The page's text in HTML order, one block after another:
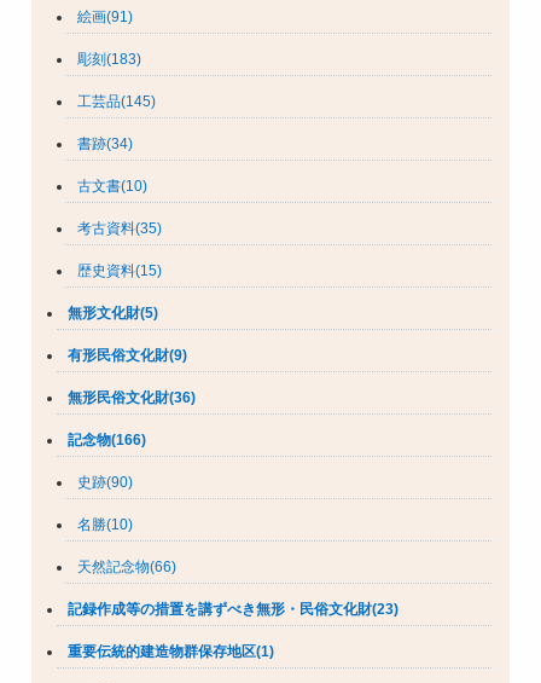
絵画(91)
彫刻(183)
工芸品(145)
書跡(34)
古文書(10)
考古資料(35)
歴史資料(15)
無形文化財(5)
有形民俗文化財(9)
無形民俗文化財(36)
記念物(166)
史跡(90)
名勝(10)
天然記念物(66)
記録作成等の措置を講ずべき無形・民俗文化財(23)
重要伝統的建造物群保存地区(1)